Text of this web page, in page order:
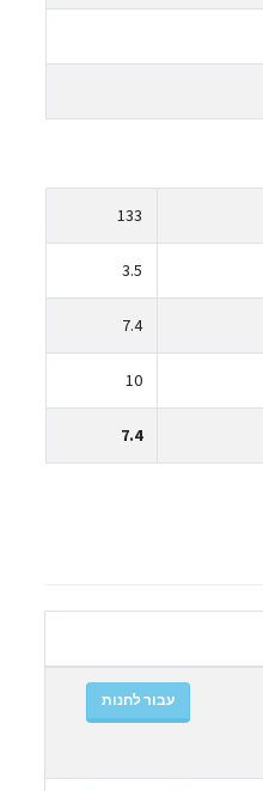
133
3.5
7.4
10
7.4
עבור לחנות